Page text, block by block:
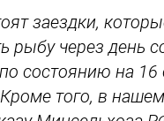
заездки,
рыбу через день
состоянию на
того, в